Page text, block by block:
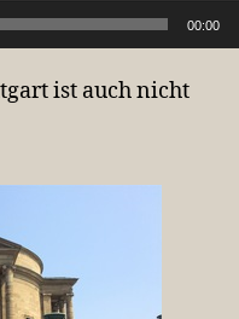
00:00
ist auch nicht